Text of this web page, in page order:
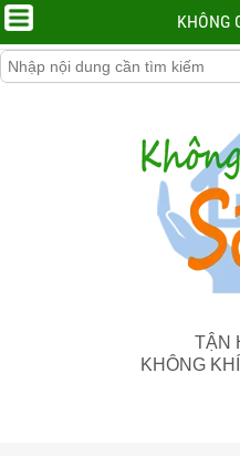
KHÔNG
TẬN
KHÔNG